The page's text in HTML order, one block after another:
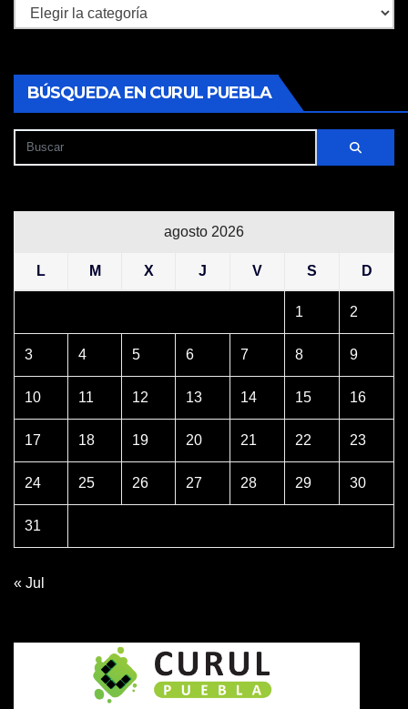
Secciones
BÚSQUEDA EN CURUL PUEBLA
agosto 2026
L M X J V S D
1 2
3 4 5 6 7 8 9
10 11 12 13 14 15 16
17 18 19 20 21 22 23
24 25 26 27 28 29 30
31
« Jul